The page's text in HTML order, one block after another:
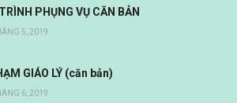
PHỤNG VỤ CĂN BẢN
5, 2019
GIÁO LÝ (căn bản)
6, 2019